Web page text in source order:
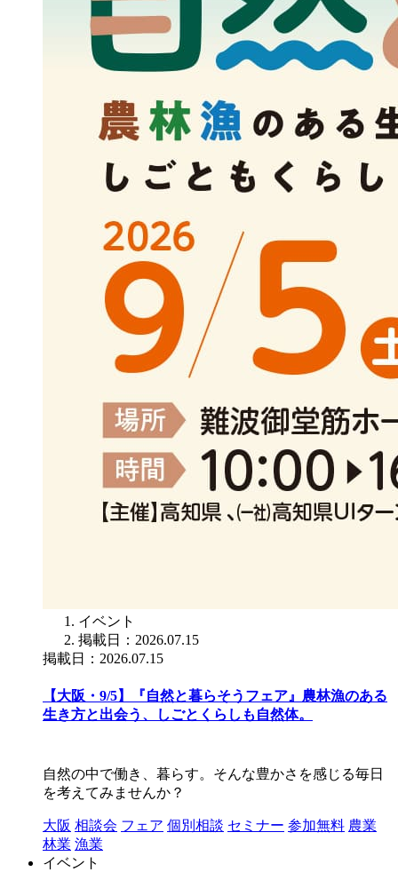
イベント
掲載日：2026.07.15
掲載日：2026.07.15
【大阪・9/5】『自然と暮らそうフェア』農林漁のある
生き方と出会う、しごとくらしも自然体。
自然の中で働き、暮らす。そんな豊かさを感じる毎日
を考えてみませんか？
大阪 相談会 フェア 個別相談 セミナー 参加無料 農業
林業 漁業
イベント